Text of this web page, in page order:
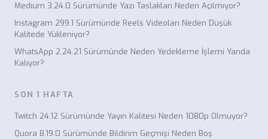
Medium 3.24.0 Sürümünde Yazı Taslakları Neden Açılmıyor?
Instagram 299.1 Sürümünde Reels Videoları Neden Düşük
Kalitede Yükleniyor?
WhatsApp 2.24.21 Sürümünde Neden Yedekleme İşlemi Yarıda
Kalıyor?
SON 1 HAFTA
Twitch 24.12 Sürümünde Yayın Kalitesi Neden 1080p Olmuyor?
Quora 8.19.0 Sürümünde Bildirim Geçmişi Neden Boş